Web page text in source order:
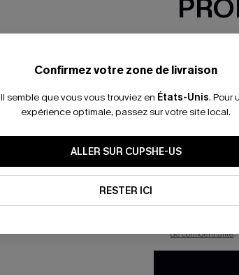
Confirmez votre zone de livraison
Il semble que vous vous trouviez en États-Unis. Pour
expérience optimale, passez sur votre site local.
ALLER SUR CUPSHE-US
RESTER ICI
-
*Un code
En soumettant
mails marketing
reconnaissez
pouvons utiliser
technologies de
savoir si ceux-ci
personnaliser
produits
de confidentialité.